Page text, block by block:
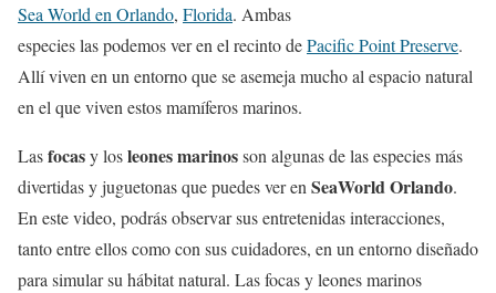
Sea World en Orlando, Florida. Ambas
especies las podemos ver en el recinto dePacific Point Preserve.
Allí viven en un entorno que se asemeja mucho al espacio natural
en el que viven estos mamíferos marinos.
Lasfocasy losleones marinosson algunas de las especies más
divertidas y juguetonas que puedes ver en SeaWorld Orlando.
En este video, podrás observar sus entretenidas interacciones,
tanto entre ellos como con sus cuidadores, en un entorno diseñado
para simular su hábitat natural. Las focas y leones marinos